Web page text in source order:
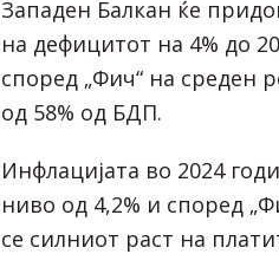
Западен Балкан ќе
на дефицитот на 4% до
според „Фич“ на среден
од 58% од БДП.
Инфлацијата во 2024
ниво од 4,2% и според
се силниот раст на